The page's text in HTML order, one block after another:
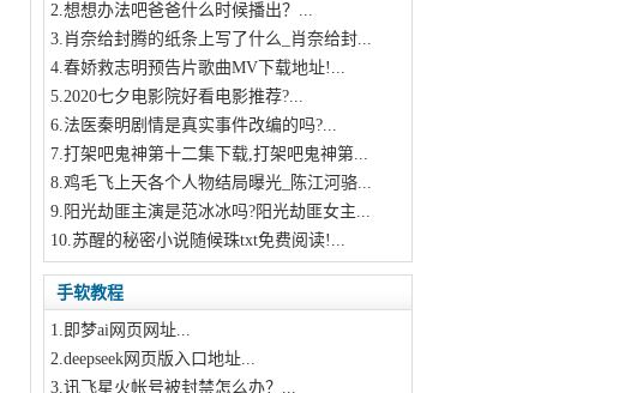
2.想想办法吧爸爸什么时候播出？...
3.肖奈给封腾的纸条上写了什么_肖奈给封...
4.春娇救志明预告片歌曲MV下载地址!...
5.2020七夕电影院好看电影推荐?...
6.法医秦明剧情是真实事件改编的吗?...
7.打架吧鬼神第十二集下载,打架吧鬼神第...
8.鸡毛飞上天各个人物结局曝光_陈江河骆...
9.阳光劫匪主演是范冰冰吗?阳光劫匪女主...
10.苏醒的秘密小说随候珠txt免费阅读!...
手软教程
1.即梦ai网页网址...
2.deepseek网页版入口地址...
3.讯飞星火帐号被封禁怎么办？...